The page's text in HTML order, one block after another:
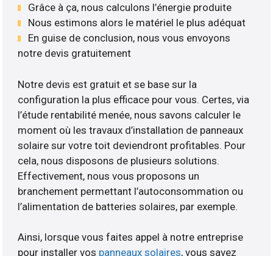
Grâce à ça, nous calculons l’énergie produite
Nous estimons alors le matériel le plus adéquat
En guise de conclusion, nous vous envoyons
notre devis gratuitement
Notre devis est gratuit et se base sur la
configuration la plus efficace pour vous. Certes, via
l’étude rentabilité menée, nous savons calculer le
moment où les travaux d’installation de panneaux
solaire sur votre toit deviendront profitables. Pour
cela, nous disposons de plusieurs solutions.
Effectivement, nous vous proposons un
branchement permettant l’autoconsommation ou
l’alimentation de batteries solaires, par exemple.
Ainsi, lorsque vous faites appel à notre entreprise
pour installer vos panneaux solaires, vous savez